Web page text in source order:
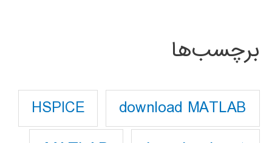
برچسب‌ها
download MATLAB
HSPICE